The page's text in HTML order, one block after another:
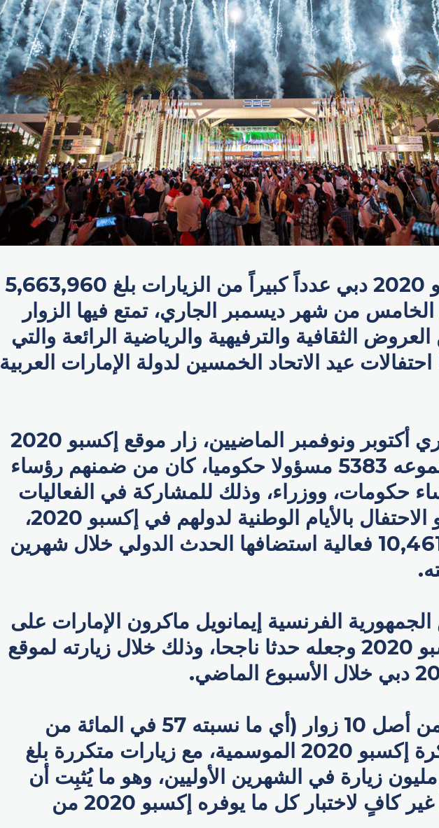
شهد إكسبو 2020 دبي عدداً كبيراً من الزيارات بلغ 5,663,960
من شهر ديسمبر الجاري، تمتع فيها الزوار
الثقافية والترفيهية والرياضية الرائعة والتي
عيد الاتحاد الخمسين لدولة الإمارات العربية
وخلال شهري أكتوبر ونوفمبر الماضيين، زار موقع إكسبو 2020
دبي ما مجموعه 5383 مسؤولا حكوميا، كان من ضمنهم رؤساء
حكومات، ووزراء، وذلك للمشاركة في الفعاليات
الرسمية أو الاحتفال بالأيام الوطنية لدولهم في إكسبو 2020،
وذلك في 10,461 فعالية استضافها الحدث الدولي خلال شهرين
الفرنسية إيمانويل ماكرون الإمارات على
تنظيم إكسبو 2020 وجعله حدثا ناجحا، وذلك خلال زيارته لموقع
ويحمل 6 من أصل 10 زوار (أي ما نسبته 57 في المائة من
الزوار) تذكرة إكسبو 2020 الموسمية، مع زيارات متكررة بلغ
عددها 1.2 مليون زيارة في الشهرين الأوليين، وهو ما يُثبِت أن
يوماً واحداً غير كافٍ لاختبار كل ما يوفره إكسبو 2020 من